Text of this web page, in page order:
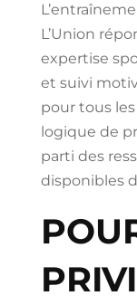
L’Union
expertise
et suivi
pour tous les
logique de
parti des
disponibles